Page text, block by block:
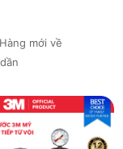
Hàng mới về